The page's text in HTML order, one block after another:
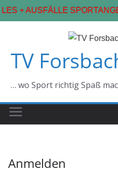
+ AUSFÄLLE
springen
TV
… wo Sport richtig Spaß
Anmelden